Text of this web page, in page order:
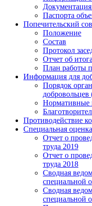
Паспорта
Попечительский
Положение
Состав
Протокол
Отчет об
План работы
Информация для
Порядок
добровольцев
Нормативные
Противодействие
Специальная
Отчет о
труда 2019
Отчет о
труда 2018
Сводная
специальной
Сводная
специальной